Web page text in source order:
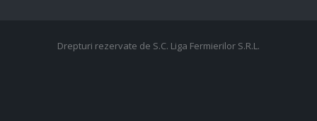
Drepturi rezervate de S.C. Liga Fermierilor S.R.L.